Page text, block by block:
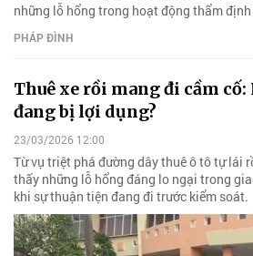
những lỗ hổng trong hoạt động thẩm
PHÁP ĐÌNH
Thuê xe rồi mang đi cầm cố:
đang bị lợi dụng?
23/03/2026 12:00
Từ vụ triệt phá đường dây thuê ô tô tự lái
thấy những lỗ hổng đáng lo ngại trong
khi sự thuận tiện đang đi trước kiểm soát.